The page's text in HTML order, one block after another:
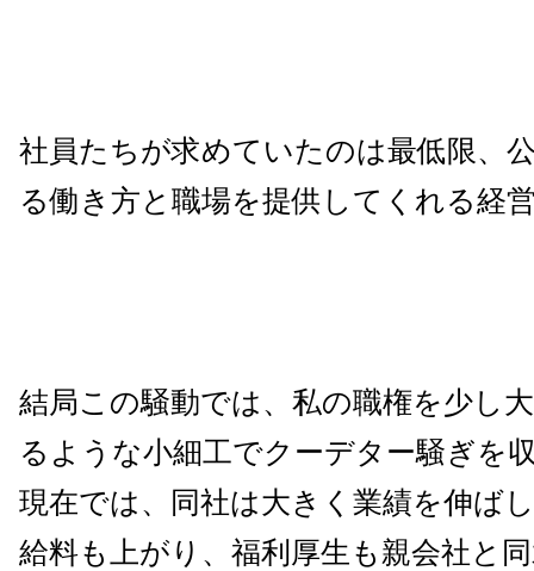
社員たちが求めていたのは最低限、
る働き方と職場を提供してくれる経
結局この騒動では、私の職権を少し
るような小細工でクーデター騒ぎを
現在では、同社は大きく業績を伸ば
給料も上がり、福利厚生も親会社と